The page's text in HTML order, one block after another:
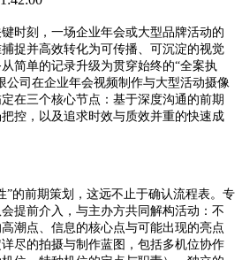
时刻，一场企业年会或大型品牌活动的
捉并高效转化为可传播、可沉淀的视觉
简单的记录升级为贯穿始终的“全案执
公司在企业年会视频制作与大型活动摄像
在三个核心节点：基于深度沟通的前期
控，以及追求时效与质效并重的快速成
”的前期策划，这远不止于确认流程表。专
提前介入，与主办方共同解构活动：不
潮点、信息的核心点与可能出现的亮点
尽的拍摄与制作蓝图，包括多机位协作